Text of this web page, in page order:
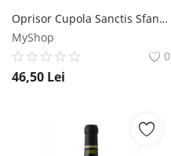
Oprisor Cupola Sanctis Sfantul Stefan - Vin Rosu Sec - Romania - 0.75L Crama Oprisor
MyShop
0
46,50 Lei